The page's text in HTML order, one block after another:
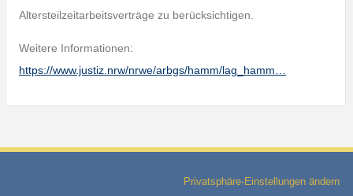
Altersteilzeitarbeitsverträge zu berücksichtigen.
Weitere Informationen:
https://www.justiz.nrw/nrwe/arbgs/hamm/lag_hamm…
Privatsphäre-Einstellungen ändern